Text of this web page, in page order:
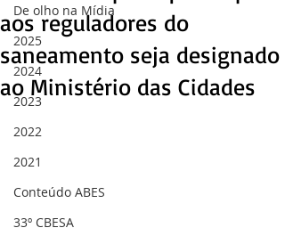
De olho na Mídia
2025
2024
2023
2022
2021
Conteúdo ABES
33º CBESA
aos reguladores do
saneamento seja designado
ao Ministério das Cidades